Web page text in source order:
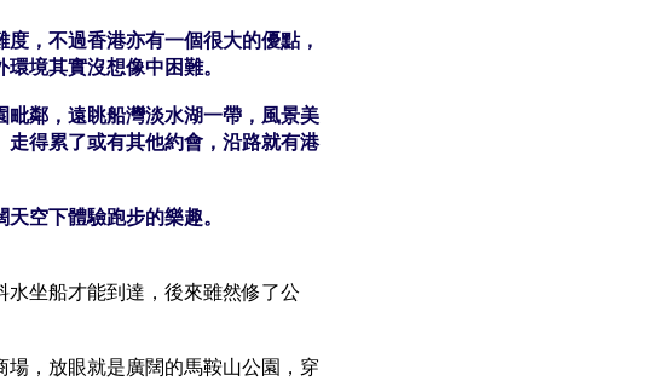
，不過香港亦有一個很大的優點，
境其實沒想像中困難。
鄰，遠眺船灣淡水湖一帶，風景美
得累了或有其他約會，沿路就有港
空下體驗跑步的樂趣。
坐船才能到達，後來雖然修了公
，放眼就是廣闊的馬鞍山公園，穿